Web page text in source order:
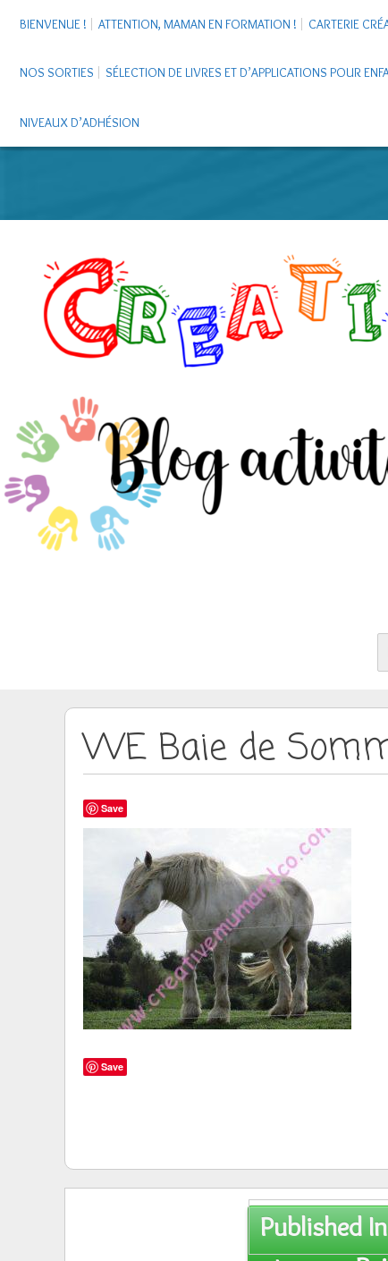
BIENVENUE ! ATTENTION, MAMAN EN FORMATION ! CARTERIE
NOS SORTIES SÉLECTION DE LIVRES ET D’APPLICATIONS POUR
NIVEAUX D’ADHÉSION
WE Baie de
Save
Save
Published In